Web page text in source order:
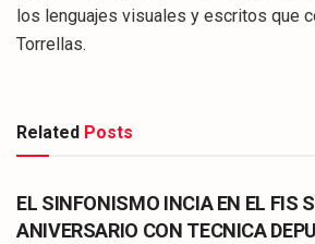
los lenguajes visuales y escritos que
Torrellas.
Related Posts
CULTURA
EL SINFONISMO INCIA EN EL FIS
ANIVERSARIO CON TECNICA